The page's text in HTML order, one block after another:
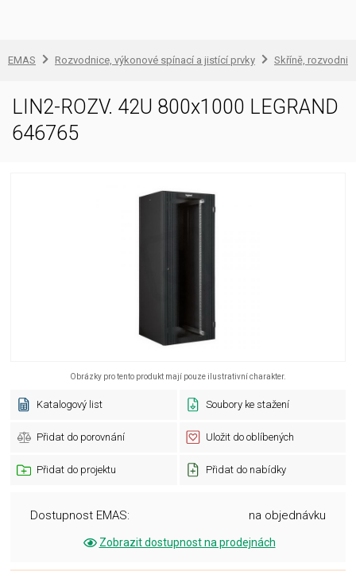
EMAS Rozvodnice, výkonové spínací a jistící prvky Skříně,
LIN2-ROZV. 42U 800x1000 LEGRAND
646765
Obrázky pro tento produkt mají pouze ilustrativní charakter.
Katalogový list Soubory ke stažení
Přidat do porovnání Uložit do oblíbených
Přidat do projektu Přidat do nabídky
Dostupnost EMAS: na objednávku
Zobrazit dostupnost na prodejnách